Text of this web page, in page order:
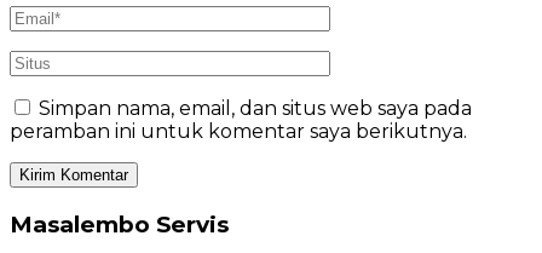
Simpan nama, email, dan situs web saya pada
peramban ini untuk komentar saya berikutnya.
Masalembo Servis